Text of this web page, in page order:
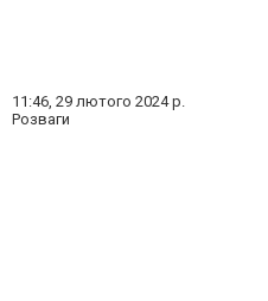
11:46, 29 лютого 2024 р.
Розваги